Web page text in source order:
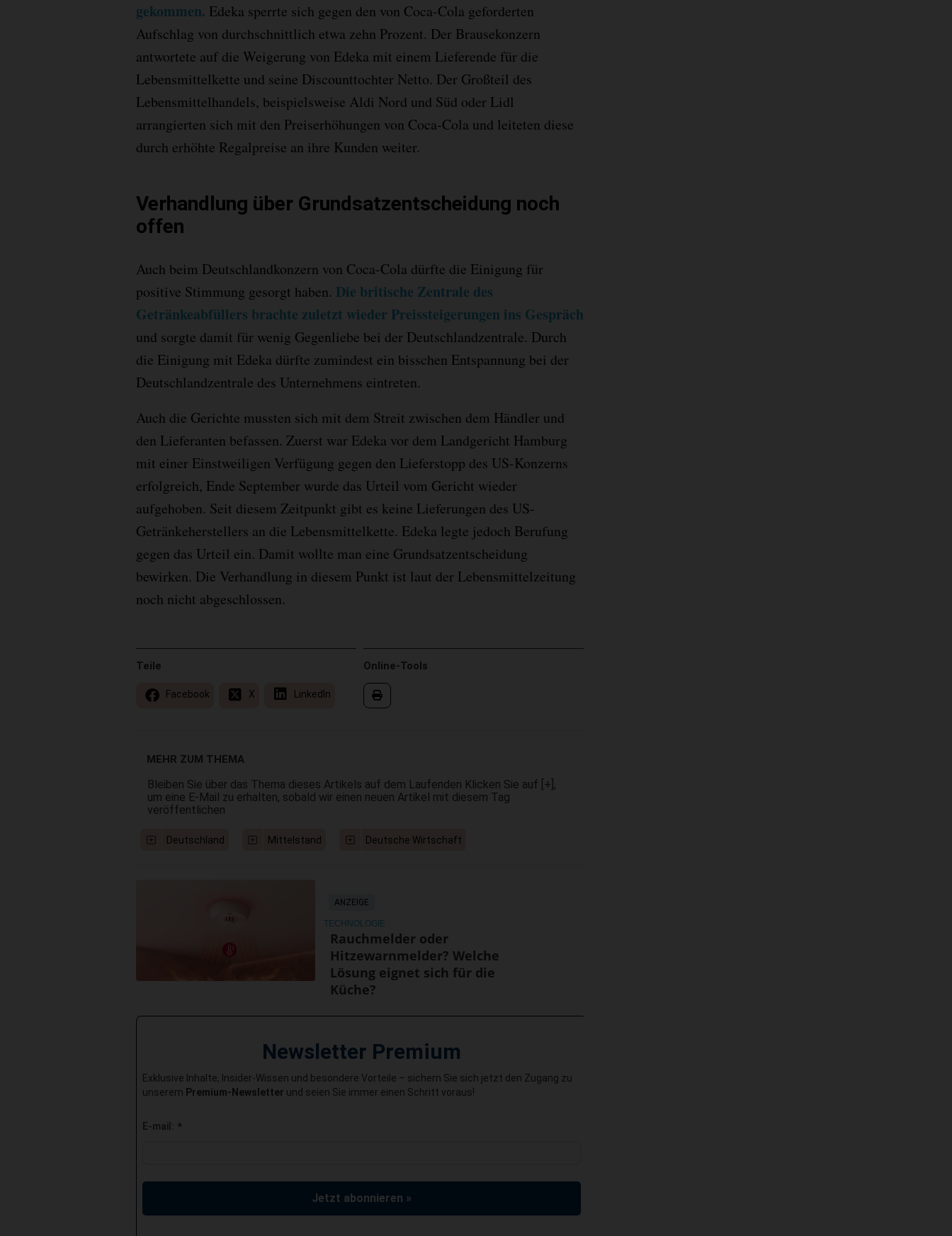
gekommen. Edeka sperrte sich gegen den von Coca-Cola geforderten
Aufschlag von durchschnittlich etwa zehn Prozent. Der Brausekonzern
antwortete auf die Weigerung von Edeka mit einem Lieferende für die
Lebensmittelkette und seine Discounttochter Netto. Der Großteil des
Lebensmittelhandels, beispielsweise Aldi Nord und Süd oder Lidl
arrangierten sich mit den Preiserhöhungen von Coca-Cola und leiteten diese
durch erhöhte Regalpreise an ihre Kunden weiter.
Verhandlung über Grundsatzentscheidung noch
offen
Auch beim Deutschlandkonzern von Coca-Cola dürfte die Einigung für
positive Stimmung gesorgt haben. Die britische Zentrale des
Getränkeabfüllers brachte zuletzt wieder Preissteigerungen ins Gespräch
und sorgte damit für wenig Gegenliebe bei der Deutschlandzentrale. Durch
die Einigung mit Edeka dürfte zumindest ein bisschen Entspannung bei der
Deutschlandzentrale des Unternehmens eintreten.
Auch die Gerichte mussten sich mit dem Streit zwischen dem Händler und
den Lieferanten befassen. Zuerst war Edeka vor dem Landgericht Hamburg
mit einer Einstweiligen Verfügung gegen den Lieferstopp des US-Konzerns
erfolgreich, Ende September wurde das Urteil vom Gericht wieder
aufgehoben. Seit diesem Zeitpunkt gibt es keine Lieferungen des US-
Getränkeherstellers an die Lebensmittelkette. Edeka legte jedoch Berufung
gegen das Urteil ein. Damit wollte man eine Grundsatzentscheidung
bewirken. Die Verhandlung in diesem Punkt ist laut der Lebensmittelzeitung
noch nicht abgeschlossen.
Online-Tools
Teile
Facebook X LinkedIn
MEHR ZUM THEMA
Bleiben Sie über das Thema dieses Artikels auf dem Laufenden Klicken Sie auf [+],
um eine E-Mail zu erhalten, sobald wir einen neuen Artikel mit diesem Tag
veröffentlichen
Deutschland Mittelstand Deutsche Wirtschaft
ANZEIGE
TECHNOLOGIE
Rauchmelder oder
Hitzewarnmelder? Welche
Lösung eignet sich für die
Küche?
Newsletter Premium
Exklusive Inhalte, Insider-Wissen und besondere Vorteile – sichern Sie sich jetzt den Zugang zu
unserem Premium-Newsletter und seien Sie immer einen Schritt voraus!
E-mail: *
Jetzt abonnieren »